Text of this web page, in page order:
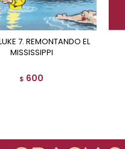
MISSISSIPPI
$ 600